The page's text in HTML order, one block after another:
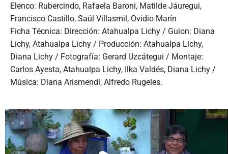
Elenco: Rubercindo, Rafaela Baroni, Matilde Jáuregui,
Francisco Castillo, Saúl Villasmil, Ovidio Marín
Ficha Técnica: Dirección: Atahualpa Lichy / Guion: Diana
Lichy, Atahualpa Lichy / Producción: Atahualpa Lichy,
Diana Lichy / Fotografía: Gerard Uzcátegui / Montaje:
Carlos Ayesta, Atahualpa Lichy, Ilka Valdés, Diana Lichy /
Música: Diana Arismendi, Alfredo Rugeles.